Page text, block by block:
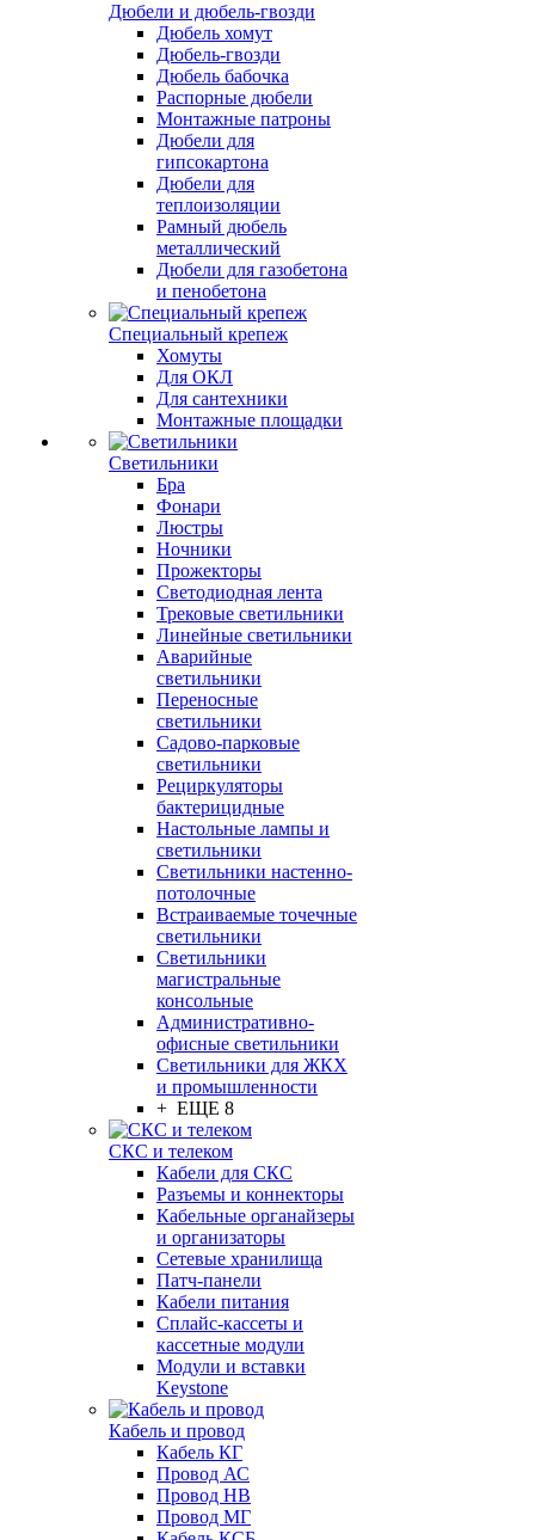
Дюбели и дюбель-гвозди
Дюбель хомут
Дюбель-гвозди
Дюбель бабочка
Распорные дюбели
Монтажные патроны
Дюбели для
гипсокартона
Дюбели для
теплоизоляции
Рамный дюбель
металлический
Дюбели для газобетона
и пенобетона
Специальный крепеж
Хомуты
Для ОКЛ
Для сантехники
Монтажные площадки
Светильники
Бра
Фонари
Люстры
Ночники
Прожекторы
Светодиодная лента
Трековые светильники
Линейные светильники
Аварийные
светильники
Переносные
светильники
Садово-парковые
светильники
Рециркуляторы
бактерицидные
Настольные лампы и
светильники
Светильники настенно-
потолочные
Встраиваемые точечные
светильники
Светильники
магистральные
консольные
Административно-
офисные светильники
Светильники для ЖКХ
и промышленности
+ ЕЩЕ 8
СКС и телеком
Кабели для СКС
Разъемы и коннекторы
Кабельные органайзеры
и организаторы
Сетевые хранилища
Патч-панели
Кабели питания
Сплайс-кассеты и
кассетные модули
Модули и вставки
Keystone
Кабель и провод
Кабель КГ
Провод АС
Провод НВ
Провод МГ